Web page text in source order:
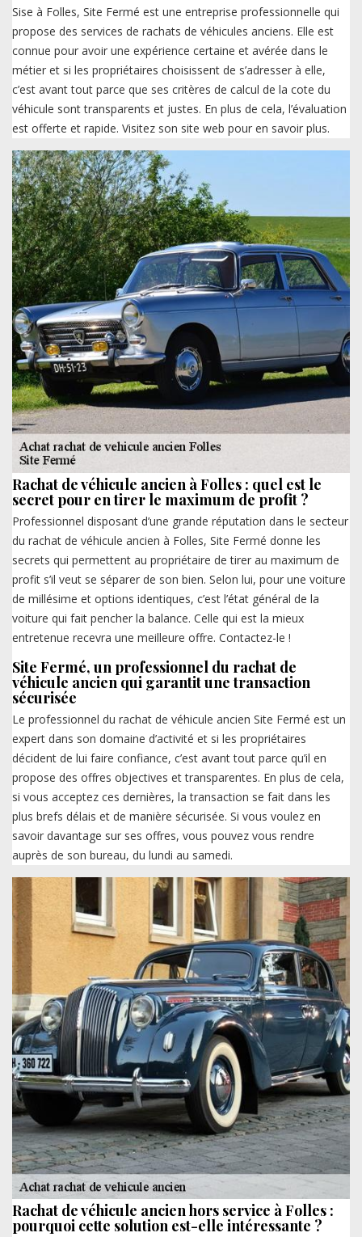
Sise à Folles, Site Fermé est une entreprise professionnelle qui
propose des services de rachats de véhicules anciens. Elle est
connue pour avoir une expérience certaine et avérée dans le
métier et si les propriétaires choisissent de s’adresser à elle,
c’est avant tout parce que ses critères de calcul de la cote du
véhicule sont transparents et justes. En plus de cela, l’évaluation
est offerte et rapide. Visitez son site web pour en savoir plus.
Rachat de véhicule ancien à Folles : quel est le
secret pour en tirer le maximum de profit ?
Professionnel disposant d’une grande réputation dans le secteur
du rachat de véhicule ancien à Folles, Site Fermé donne les
secrets qui permettent au propriétaire de tirer au maximum de
profit s’il veut se séparer de son bien. Selon lui, pour une voiture
de millésime et options identiques, c’est l’état général de la
voiture qui fait pencher la balance. Celle qui est la mieux
entretenue recevra une meilleure offre. Contactez-le !
Site Fermé, un professionnel du rachat de
véhicule ancien qui garantit une transaction
sécurisée
Le professionnel du rachat de véhicule ancien Site Fermé est un
expert dans son domaine d’activité et si les propriétaires
décident de lui faire confiance, c’est avant tout parce qu’il en
propose des offres objectives et transparentes. En plus de cela,
si vous acceptez ces dernières, la transaction se fait dans les
plus brefs délais et de manière sécurisée. Si vous voulez en
savoir davantage sur ses offres, vous pouvez vous rendre
auprès de son bureau, du lundi au samedi.
Rachat de véhicule ancien hors service à Folles :
pourquoi cette solution est-elle intéressante ?